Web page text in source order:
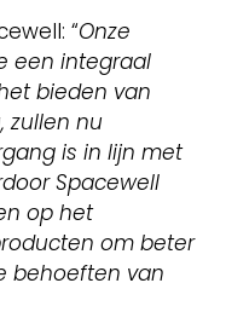
“Onze
een integraal
bieden van
zullen nu
is in lijn met
Spacewell
op het
om beter
behoeften van